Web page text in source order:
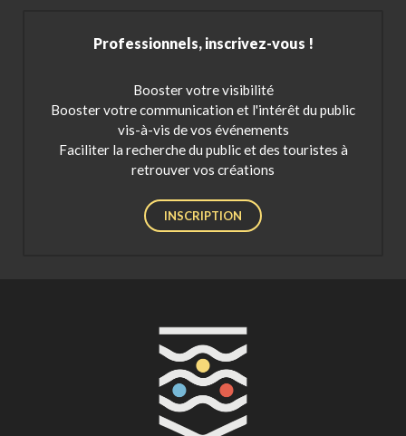
Professionnels, inscrivez-vous !
Booster votre visibilité
Booster votre communication et l'intérêt du public
vis-à-vis de vos événements
Faciliter la recherche du public et des touristes à
retrouver vos créations
INSCRIPTION